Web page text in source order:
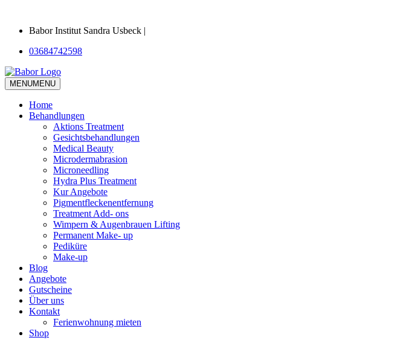
Babor Institut Sandra Usbeck |
03684742598
MENUMENU
Home
Behandlungen
Aktions Treatment
Gesichtsbehandlungen
Medical Beauty
Microdermabrasion
Microneedling
Hydra Plus Treatment
Kur Angebote
Pigmentfleckenentfernung
Treatment Add- ons
Wimpern & Augenbrauen Lifting
Permanent Make- up
Pediküre
Make-up
Blog
Angebote
Gutscheine
Über uns
Kontakt
Ferienwohnung mieten
Shop